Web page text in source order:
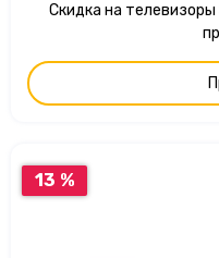
Скидка на
13 %